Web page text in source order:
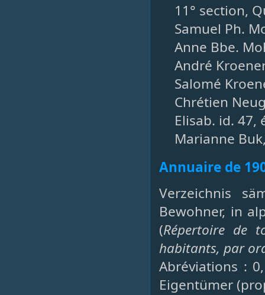
11° section,
Samuel Ph.
Anne Bbe.
André
Salomé
Chrétien
Elisab. id. 47,
Marianne
Annuaire de
Verzeichnis
Bewohner, in
(Répertoire de
habitants, par
Abréviations :
Eigentümer